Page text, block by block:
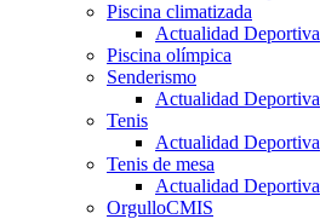
Piscina climatizada
Actualidad Deportiva
Piscina olímpica
Senderismo
Actualidad Deportiva
Tenis
Actualidad Deportiva
Tenis de mesa
Actualidad Deportiva
OrgulloCMIS